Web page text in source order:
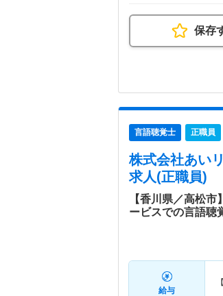
保存
言語聴覚士 正職員
株式会社あい
求人(正職員)
【香川県／高松
ービスでの言語聴
給与